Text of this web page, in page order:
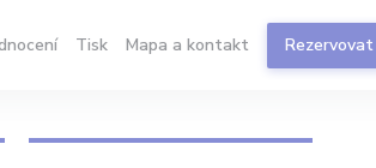
Tisk Mapa a kontakt